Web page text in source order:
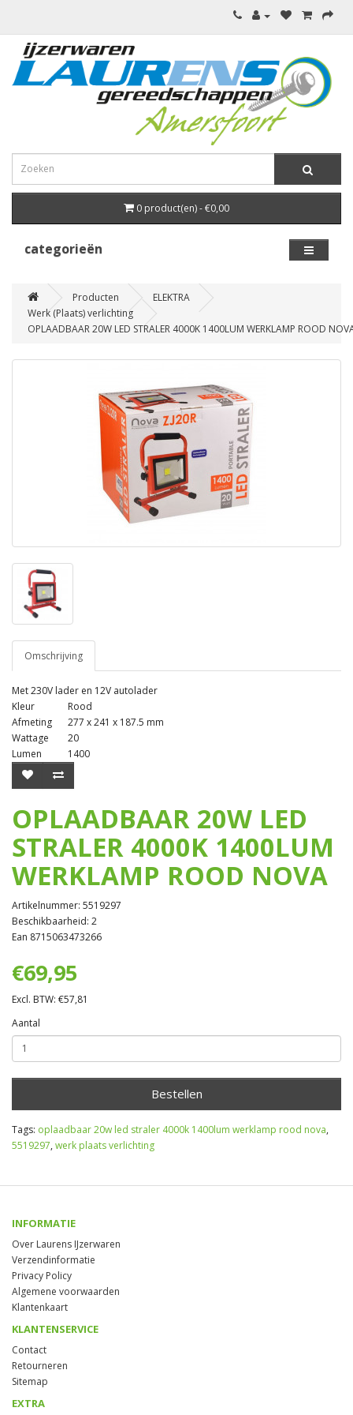
0 product(en) - €0,00
categorieën
Producten
ELEKTRA
Werk (Plaats) verlichting
OPLAADBAAR 20W LED STRALER 4000K 1400LUM WERKLAMP ROOD
Omschrijving
Met 230V lader en 12V autolader
Kleur
Rood
Afmeting
277 x 241 x 187.5 mm
Wattage
20
Lumen
1400
OPLAADBAAR 20W LED
STRALER 4000K 1400LUM
WERKLAMP ROOD NOVA
Artikelnummer: 5519297
Beschikbaarheid: 2
Ean 8715063473266
€69,95
Excl. BTW: €57,81
Aantal
Bestellen
Tags: oplaadbaar 20w led straler 4000k 1400lum werklamp rood nova,
5519297, werk plaats verlichting
INFORMATIE
Over Laurens IJzerwaren
Verzendinformatie
Privacy Policy
Algemene voorwaarden
Klantenkaart
KLANTENSERVICE
Contact
Retourneren
Sitemap
EXTRA